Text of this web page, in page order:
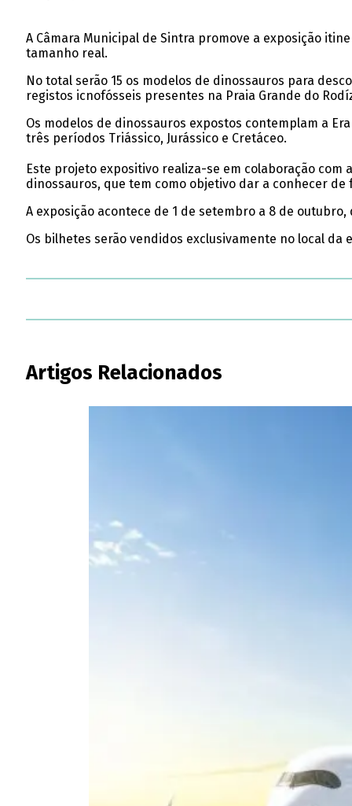
A Câmara Municipal de Sintra promove a exposição
tamanho real.
No total serão 15 os modelos de dinossauros para
registos icnofósseis presentes na Praia Grande do
Os modelos de dinossauros expostos contemplam a
três períodos Triássico, Jurássico e Cretáceo.
Este projeto expositivo realiza-se em colaboração
dinossauros, que tem como objetivo dar a conhecer
A exposição acontece de 1 de setembro a 8 de
Os bilhetes serão vendidos exclusivamente no local da
Artigos Relacionados